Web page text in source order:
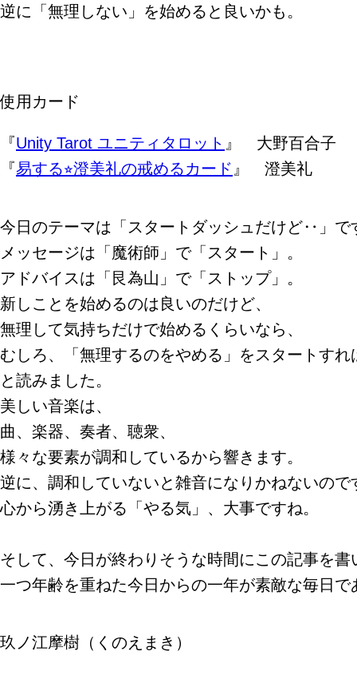
逆に「無理しない」を始めると良いかも。
使用カード
『Unity Tarot ユニティタロット 』 大野百合子
『易する⭐︎澄美礼の戒めるカード 』 澄美礼
今日のテーマは「スタートダッシュだけど‥」で
メッセージは「魔術師」で「スタート」。
アドバイスは「艮為山」で「ストップ」。
新しことを始めるのは良いのだけど、
無理して気持ちだけで始めるくらいなら、
むしろ、「無理するのをやめる」をスタートすれ
と読みました。
美しい音楽は、
曲、楽器、奏者、聴衆、
様々な要素が調和しているから響きます。
逆に、調和していないと雑音になりかねないので
心から湧き上がる「やる気」、大事ですね。
そして、今日が終わりそうな時間にこの記事を書
一つ年齢を重ねた今日からの一年が素敵な毎日で
玖ノ江摩樹（くのえまき）